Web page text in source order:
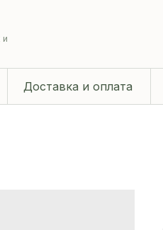
Доставка и оплата
и